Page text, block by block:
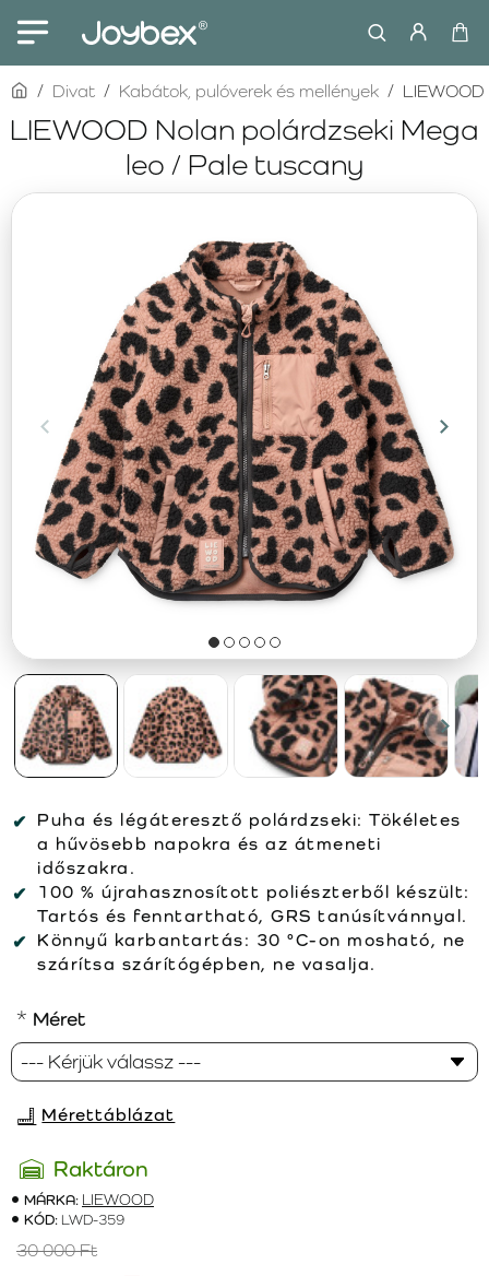
LIEWOOD Nolan polárdzseki Mega
leo / Pale tuscany
homeDivat Kabátok, pulóverek és mellények
Puha és légáteresztő polárdzseki: Tökéletes
a hűvösebb napokra és az átmeneti
időszakra.
100 % újrahasznosított poliészterből készült:
Tartós és fenntartható, GRS tanúsítvánnyal.
Könnyű karbantartás: 30 °C-on mosható, ne
szárítsa szárítógépben, ne vasalja.
Raktáron
MÁRKA: LIEWOOD
KÓD: LWD-359
30 000 Ft
Méret
Mérettáblázat